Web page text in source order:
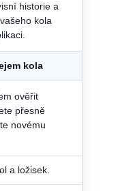
historie a
kola
kola
ověřit
přesně
novému
a ložisek.